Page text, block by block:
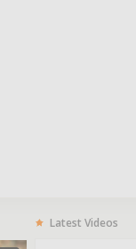
Latest Videos